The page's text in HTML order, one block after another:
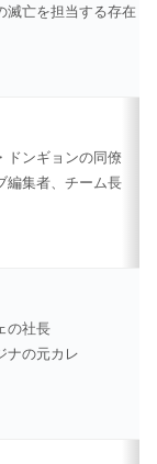
滅亡を担当する存在
ドンギョンの同僚
編集者、チーム長
の社長
ナの元カレ